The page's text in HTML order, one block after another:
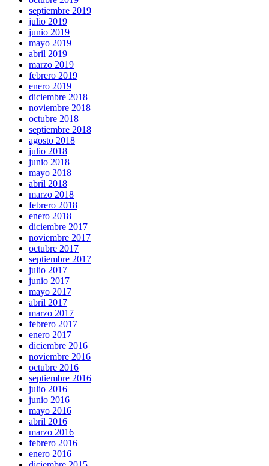
septiembre 2019
julio 2019
junio 2019
mayo 2019
abril 2019
marzo 2019
febrero 2019
enero 2019
diciembre 2018
noviembre 2018
octubre 2018
septiembre 2018
agosto 2018
julio 2018
junio 2018
mayo 2018
abril 2018
marzo 2018
febrero 2018
enero 2018
diciembre 2017
noviembre 2017
octubre 2017
septiembre 2017
julio 2017
junio 2017
mayo 2017
abril 2017
marzo 2017
febrero 2017
enero 2017
diciembre 2016
noviembre 2016
octubre 2016
septiembre 2016
julio 2016
junio 2016
mayo 2016
abril 2016
marzo 2016
febrero 2016
enero 2016